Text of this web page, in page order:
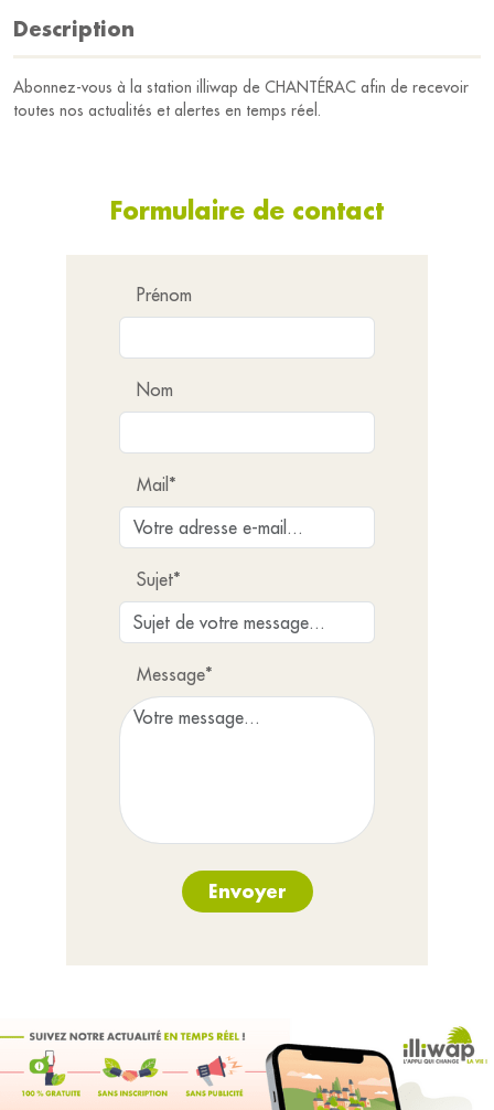
Description
Abonnez-vous à la station illiwap de CHANTÉRAC afin de recevoir
toutes nos actualités et alertes en temps réel.
Formulaire de contact
Prénom
Nom
Mail*
Sujet*
Message*
Envoyer